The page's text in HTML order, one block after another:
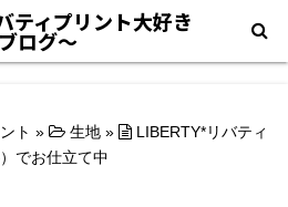
ィプリント大好き
ログ〜
ト » 生地 »
LIBERTY*リバティ
でお仕立て中